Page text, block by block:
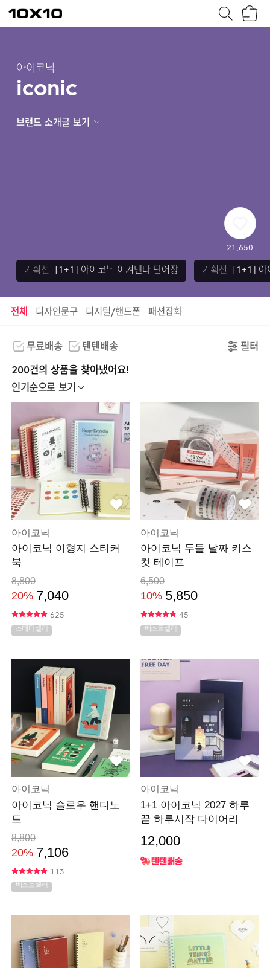
텐
바
아이코닉
iconic
브랜드 소개글 보기
21,650
기획전 [1+1] 아이코닉 이겨낸다 단어장
기획전 바로가기 기획전 [1+1] 아
기획전 바로가기
전체 디자인문구 디지털/핸드폰 패션잡화
무료배송 텐텐배송 필터
200건의 상품을 찾아냈어요!
인기순으로 보기
아이코닉
아이코닉 이형지 스티커
북
8,800
20% 7,040
625
스테디셀러
아이코닉
아이코닉 두들 날짜 키스
컷 테이프
6,500
10% 5,850
45
베스트셀러
아이코닉
아이코닉 슬로우 핸디노
트
8,800
20% 7,106
113
베스트셀러
아이코닉
1+1 아이코닉 2027 하루
끝 하루시작 다이어리
12,000